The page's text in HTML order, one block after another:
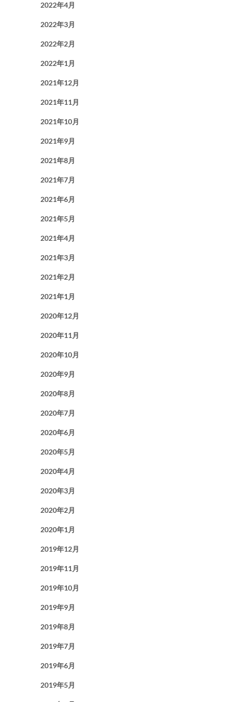
2022年4月
2022年3月
2022年2月
2022年1月
2021年12月
2021年11月
2021年10月
2021年9月
2021年8月
2021年7月
2021年6月
2021年5月
2021年4月
2021年3月
2021年2月
2021年1月
2020年12月
2020年11月
2020年10月
2020年9月
2020年8月
2020年7月
2020年6月
2020年5月
2020年4月
2020年3月
2020年2月
2020年1月
2019年12月
2019年11月
2019年10月
2019年9月
2019年8月
2019年7月
2019年6月
2019年5月